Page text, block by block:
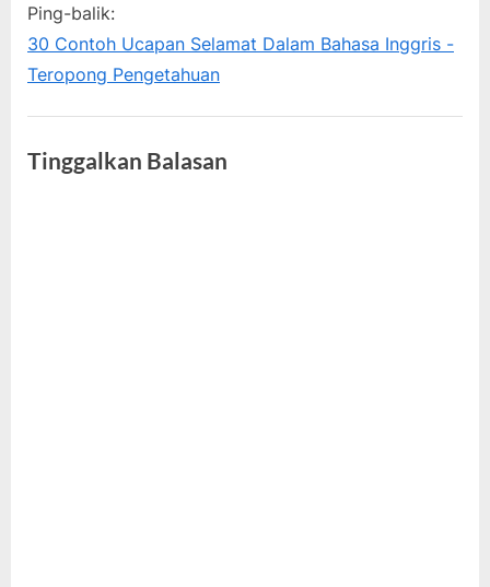
Bisa
Buat
Untuk
Caption
Ping-balik:
30 Contoh Ucapan Selamat Dalam Bahasa Inggris -
Teropong Pengetahuan
Tinggalkan Balasan